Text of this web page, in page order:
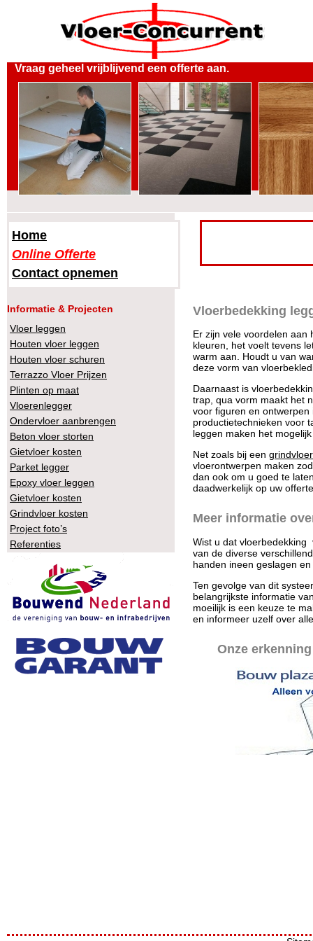
Vraag geheel vrijblijvend een offerte aan.
Vloerbedekking
Er zijn vele voordelen aan
kleuren, het voelt tevens
warm aan. Houdt u van
deze vorm van
Daarnaast is
trap, qua vorm maakt het
voor figuren en
productietechnieken voor
leggen maken het
Net zoals bij een grindvloer
vloerontwerpen maken
dan ook om u goed te
daadwerkelijk op uw
Meer informatie
Wist u dat vloerbedekking
van de diverse
handen ineen geslagen
Ten gevolge van dit
belangrijkste informatie
moeilijk is een keuze te
en informeer uzelf over
Onze
Home
Online Offerte
Contact opnemen
Informatie & Projecten
Vloer leggen
Houten vloer leggen
Houten vloer schuren
Terrazzo Vloer Prijzen
Plinten op maat
Vloerenlegger
Ondervloer aanbrengen
Beton vloer storten
Gietvloer kosten
Parket legger
Epoxy vloer leggen
Gietvloer kosten
Grindvloer kosten
Project foto’s
Referenties